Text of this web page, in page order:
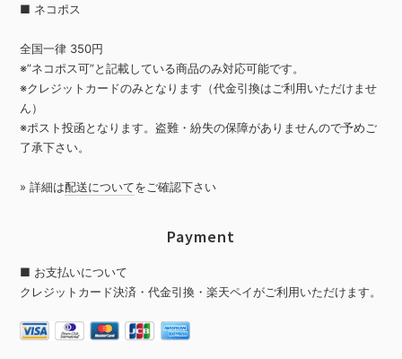
■ ネコポス
全国一律 350円
※”ネコポス可”と記載している商品のみ対応可能です。
※クレジットカードのみとなります（代金引換はご利用いただけませ
ん）
※ポスト投函となります。盗難・紛失の保障がありませんので予めご
了承下さい。
» 詳細は配送についてをご確認下さい
Payment
■ お支払いについて
クレジットカード決済・代金引換・楽天ペイがご利用いただけます。